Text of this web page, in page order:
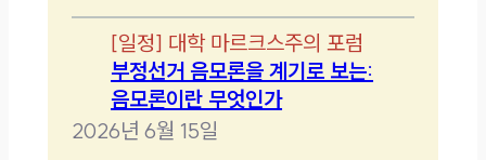
[일정] 대학 마르크스주의 포럼
부정선거 음모론을 계기로 보는:
음모론이란 무엇인가
2026년 6월 15일